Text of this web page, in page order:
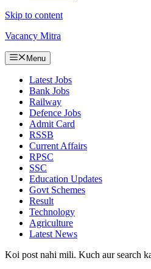
Skip to content
Vacancy Mitra
Menu
Latest Jobs
Bank Jobs
Railway
Defence Jobs
Admit Card
RSSB
Current Affairs
RPSC
SSC
Education Updates
Govt Schemes
Result
Technology
Agriculture
Latest News
Koi post nahi mili. Kuch aur search